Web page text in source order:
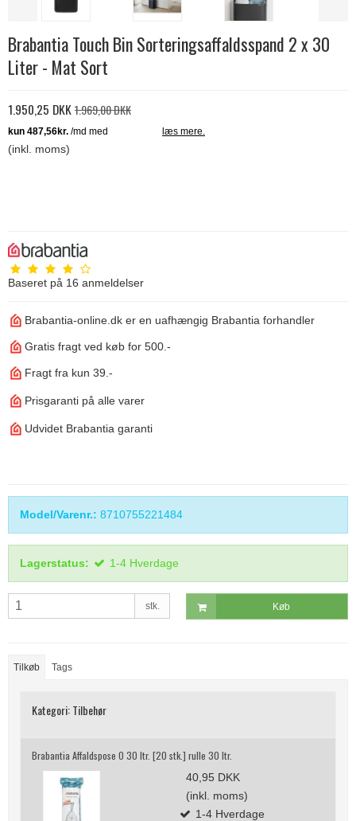
Brabantia Touch Bin Sorteringsaffaldsspand 2 x 30
Liter - Mat Sort
1.950,25 DKK1.969,00 DKK
(inkl. moms)
Baseret på 16 anmeldelser
Brabantia-online.dk er en uafhængig Brabantia forhandler
Gratis fragt ved køb for 500.-
Fragt fra kun 39.-
Prisgaranti på alle varer
Udvidet Brabantia garanti
Model/Varenr.: 8710755221484
Lagerstatus: 1-4 Hverdage
stk. Køb
Tilkøb Tags
Kategori:Tilbehør
Brabantia Affaldspose O 30 ltr. [20 stk.] rulle 30 ltr.
40,95 DKK
(inkl. moms)
1-4 Hverdage